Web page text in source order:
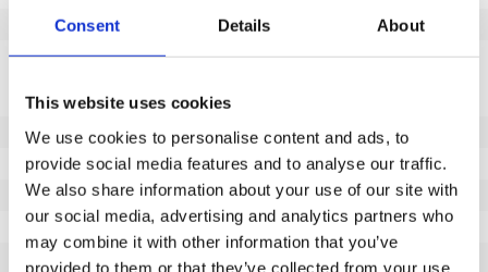
Consent Details About
This website uses cookies
We use cookies to personalise content and ads, to
provide social media features and to analyse our traffic.
We also share information about your use of our site with
our social media, advertising and analytics partners who
may combine it with other information that you’ve
provided to them or that they’ve collected from your use
8718116112303
Eigenschaften
Nicht markierende Lauffläche
Raddurchmesser (mm)
200
Radbreite (mm)
50
Tragfähigkeit (kg)
650
Typ des Lagers
Gleitlager
Gesamthöhe (mm)
237